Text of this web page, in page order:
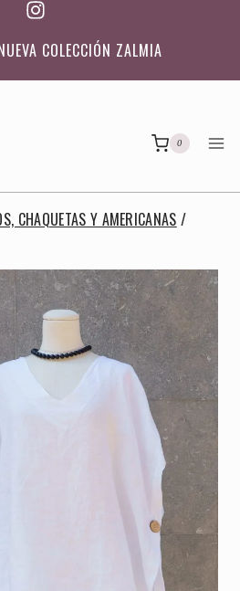
SUPERIORES A 100€ (solo
en Península)
0
CHAQUETAS Y AMERICANAS /